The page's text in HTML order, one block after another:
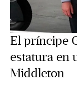
El príncipe
estatura en
Middleton